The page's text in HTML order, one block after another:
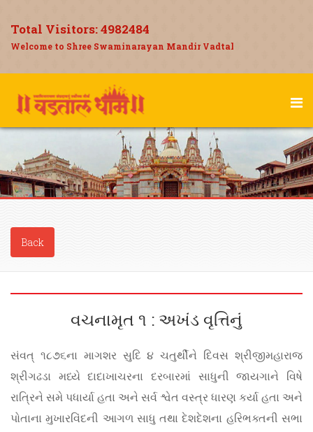
Total Visitors:4982484
Welcome to Shree Swaminarayan Mandir Vadtal
Back
વચનામૃત ૧ : અખંડ વૃત્તિનું
સંવત્ ૧૮૭૬ના માગશર સુદિ ૪ ચતુર્થીને દિવસ શ્રીજીમહારાજ
શ્રીગઢડા મધ્યે દાદાખાચરના દરબારમાં સાધુની જાયગાને વિષે
રાત્રિને સમે પધાર્યા હતા અને સર્વ શ્વેત વસ્ત્ર ધારણ કર્યા હતા અને
પોતાના મુખારવિંદની આગળ સાધુ તથા દેશદેશના હરિભક્તની સભા